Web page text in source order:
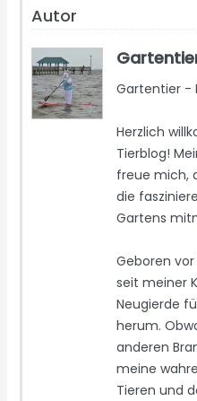
Autor
Gartentier -
Herzlich
Tierblog!
freue mich,
die
Gartens
Geboren
seit meiner
Neugierde
herum.
anderen
meine
Tieren und